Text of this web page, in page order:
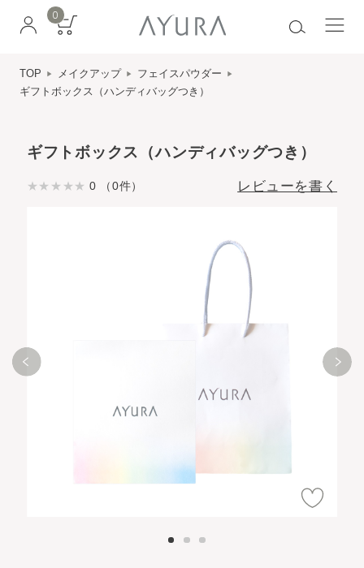
0
TOP メイクアップ
フェイスパウダー
ギフトボックス（ハンディバッグつき）
ギフトボックス（ハンディバッグつき）
0 （0件） レビューを書く